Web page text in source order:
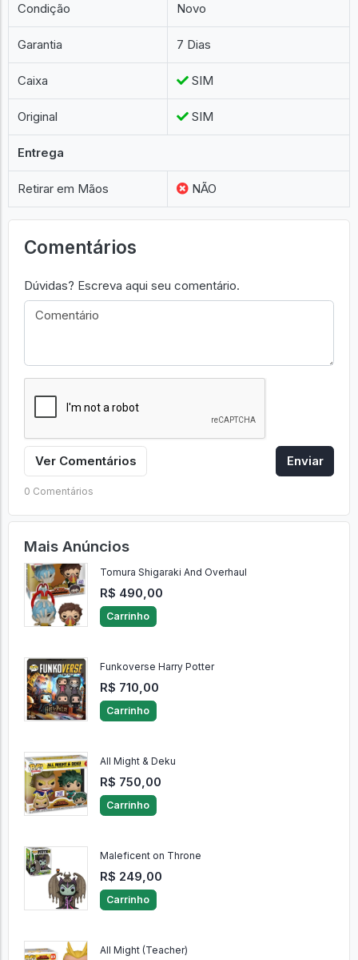
Franquia My Hero Academia
Condição Novo
Garantia 7 Dias
Caixa SIM
Original
Entrega
Comentários
Dúvidas? Escreva aqui seu comentário.
Ver Comentários
Mais Anúncios
Tomura Shigaraki And Overhaul
R$ 490,00
Funkoverse Harry Potter
R$ 710,00
All Might & Deku
R$ 750,00
Maleficent on Throne
R$ 249,00